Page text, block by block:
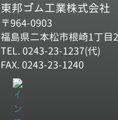
東邦ゴム工業株式会社
〒964-0903
福島県二本松市根崎1丁目
TEL. 0243-23-1237(代)
FAX. 0243-23-1240